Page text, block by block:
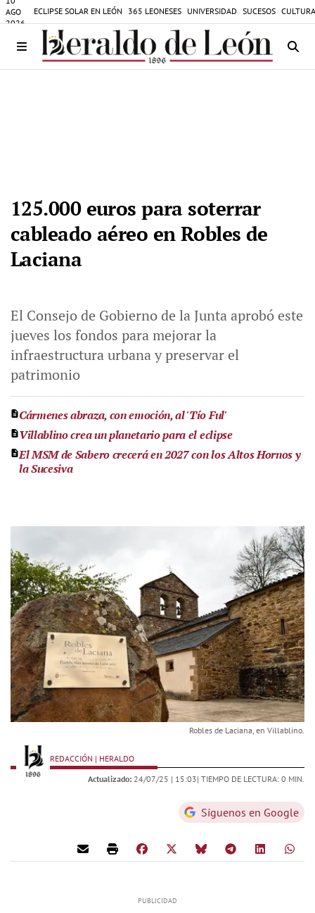
AGO
2026
ECLIPSE SOLAR EN LEÓN 365 LEONESES UNIVERSIDAD SUCESOS
125.000 euros para soterrar
cableado aéreo en Robles de
Laciana
El Consejo de Gobierno de la Junta aprobó este
jueves los fondos para mejorar la
infraestructura urbana y preservar el
patrimonio
Cármenes abraza, con emoción, al 'Tío Ful'
Villablino crea un planetario para el eclipse
El MSM de Sabero crecerá en 2027 con los Altos Hornos y
la Sucesiva
Robles de Laciana, en Villablino.
REDACCIÓN | HERALDO
Actualizado: 24/07/25 | 15:03| TIEMPO DE LECTURA: 0 MIN.
Síguenos en Google